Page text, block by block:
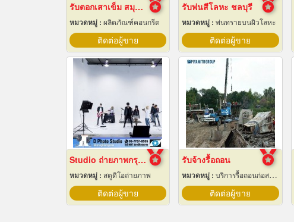
รับตอกเสาเข็ม สมุทรปราการ ราคาถูก
หมวดหมู่ : ผลิตภัณฑ์คอนกรีต
ติดต่อผู้ขาย
รับพ่นสีโลหะ ชลบุรี
หมวดหมู่ : พ่นทรายบนผิวโลหะ
ติดต่อผู้ขาย
Studio ถ่ายภาพกรุงเทพ
หมวดหมู่ : สตูดิโอถ่ายภาพ
ติดต่อผู้ขาย
รับจ้างรื้อถอน
หมวดหมู่ : บริการรื้อถอนก่อสร้าง
ติดต่อผู้ขาย